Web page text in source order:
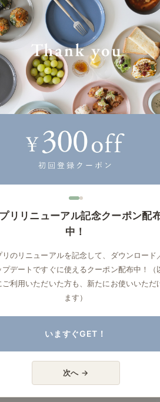
は背面のクッションを外して好
ネンのカバーを敷くなどして、
に合わせてカスタマイズしてい
部分を取り外せたり、オットマ
ソファー選びは、模様替え好き
リリニューアル記念クーポン配
中！
リのリニューアルを記念して、ダウンロード
プデートですぐに使えるクーポン配布中！（
ご利用いただいた方も、新たにお使いいただ
ます）
いますぐGET！
次へ →